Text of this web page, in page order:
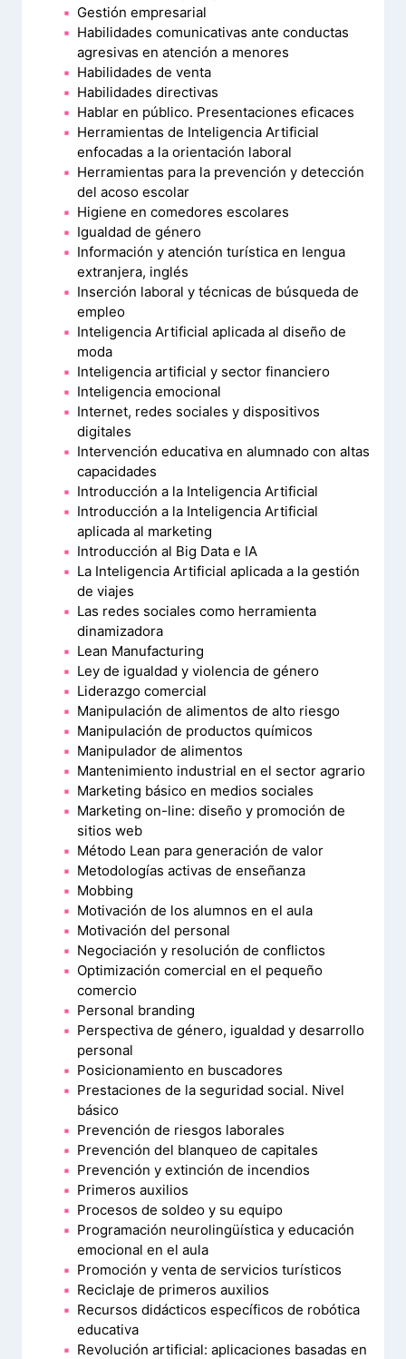
Gestión empresarial
Habilidades comunicativas ante conductas
agresivas en atención a menores
Habilidades de venta
Habilidades directivas
Hablar en público. Presentaciones eficaces
Herramientas de Inteligencia Artificial
enfocadas a la orientación laboral
Herramientas para la prevención y detección
del acoso escolar
Higiene en comedores escolares
Igualdad de género
Información y atención turística en lengua
extranjera, inglés
Inserción laboral y técnicas de búsqueda de
empleo
Inteligencia Artificial aplicada al diseño de
moda
Inteligencia artificial y sector financiero
Inteligencia emocional
Internet, redes sociales y dispositivos
digitales
Intervención educativa en alumnado con altas
capacidades
Introducción a la Inteligencia Artificial
Introducción a la Inteligencia Artificial
aplicada al marketing
Introducción al Big Data e IA
La Inteligencia Artificial aplicada a la gestión
de viajes
Las redes sociales como herramienta
dinamizadora
Lean Manufacturing
Ley de igualdad y violencia de género
Liderazgo comercial
Manipulación de alimentos de alto riesgo
Manipulación de productos químicos
Manipulador de alimentos
Mantenimiento industrial en el sector agrario
Marketing básico en medios sociales
Marketing on-line: diseño y promoción de
sitios web
Método Lean para generación de valor
Metodologías activas de enseñanza
Mobbing
Motivación de los alumnos en el aula
Motivación del personal
Negociación y resolución de conflictos
Optimización comercial en el pequeño
comercio
Personal branding
Perspectiva de género, igualdad y desarrollo
personal
Posicionamiento en buscadores
Prestaciones de la seguridad social. Nivel
básico
Prevención de riesgos laborales
Prevención del blanqueo de capitales
Prevención y extinción de incendios
Primeros auxilios
Procesos de soldeo y su equipo
Programación neurolingüística y educación
emocional en el aula
Promoción y venta de servicios turísticos
Reciclaje de primeros auxilios
Recursos didácticos específicos de robótica
educativa
Revolución artificial: aplicaciones basadas en